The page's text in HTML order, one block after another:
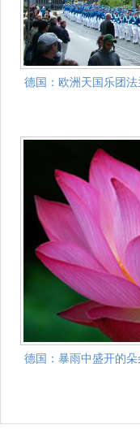
德国：欧洲天国乐团法
德国：暴雨中盛开的